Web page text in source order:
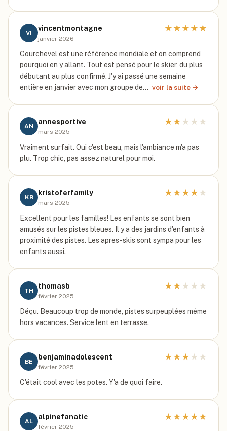
VI
vincentmontagne
janvier 2026
★ ★ ★ ★ ★
Courchevel est une référence mondiale et on comprend
pourquoi en y allant. Tout est pensé pour le skier, du plus
débutant au plus confirmé. J'y ai passé une semaine
entière en janvier avec mon groupe de… voir la suite →
AN
annesportive
mars 2025
★ ★ ★ ★ ★
Vraiment surfait. Oui c'est beau, mais l'ambiance m'a pas
plu. Trop chic, pas assez naturel pour moi.
KR
kristoferfamily
mars 2025
★ ★ ★ ★ ★
Excellent pour les familles! Les enfants se sont bien
amusés sur les pistes bleues. Il y a des jardins d'enfants à
proximité des pistes. Les apres-skis sont sympa pour les
enfants aussi.
TH
thomasb
février 2025
★ ★ ★ ★ ★
Déçu. Beaucoup trop de monde, pistes surpeuplées même
hors vacances. Service lent en terrasse.
BE
benjaminadolescent
février 2025
★ ★ ★ ★ ★
C'était cool avec les potes. Y'a de quoi faire.
AL
alpinefanatic
février 2025
★ ★ ★ ★ ★